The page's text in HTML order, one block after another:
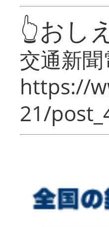
👆おし
交通新
https://
21/